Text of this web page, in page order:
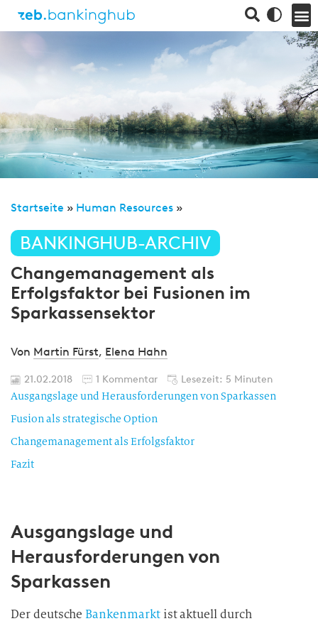
Startseite » Human Resources »
BANKINGHUB-ARCHIV
Changemanagement als
Erfolgsfaktor bei Fusionen im
Sparkassensektor
Von Martin Fürst, Elena Hahn
21.02.2018 1 Kommentar Lesezeit: 5 Minuten
Ausgangslage und Herausforderungen von Sparkassen
Fusion als strategische Option
Changemanagement als Erfolgsfaktor
Fazit
Ausgangslage und
Herausforderungen von
Sparkassen
Der deutscheBankenmarktist aktuell durch